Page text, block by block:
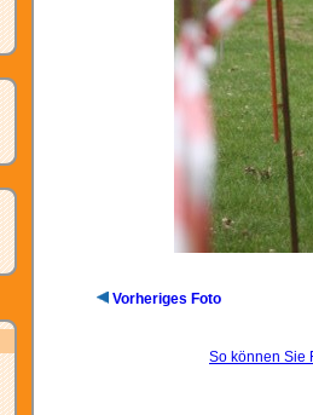
Vorheriges Foto
So können Sie